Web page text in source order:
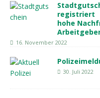
registriert
hohe
16. November 2022
30. Juli 2022